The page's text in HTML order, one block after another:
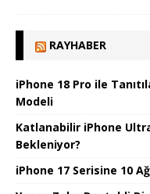
RAYHABER
iPhone 18 Pro ile
Modeli
Katlanabilir iPhone
Bekleniyor?
iPhone 17 Serisine 10